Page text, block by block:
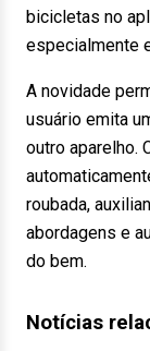
bicicletas no
especialmente
A novidade
usuário emita
outro aparelho.
roubada,
abordagens e
do bem.
Notícias